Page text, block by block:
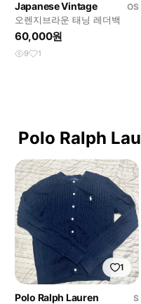
Japanese Vintage
OS
오렌지브라운 태닝 레더백
60,000원
9 1
Polo Ralph
1
Polo Ralph Lauren
S